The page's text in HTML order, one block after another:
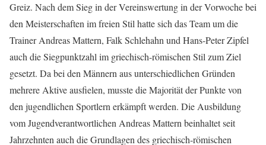
Greiz. Nach dem Sieg in der Vereinswertung in der Vorwoche bei
den Meisterschaften im freien Stil hatte sich das Team um die
Trainer Andreas Mattern, Falk Schlehahn und Hans-Peter Zipfel
auch die Siegpunktzahl im griechisch-römischen Stil zum Ziel
gesetzt. Da bei den Männern aus unterschiedlichen Gründen
mehrere Aktive ausfielen, musste die Majorität der Punkte von
den jugendlichen Sportlern erkämpft werden. Die Ausbildung
vom Jugendverantwortlichen Andreas Mattern beinhaltet seit
Jahrzehnten auch die Grundlagen des griechisch-römischen